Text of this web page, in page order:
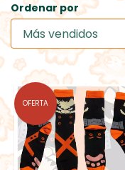
Ordenar por
OFERTA